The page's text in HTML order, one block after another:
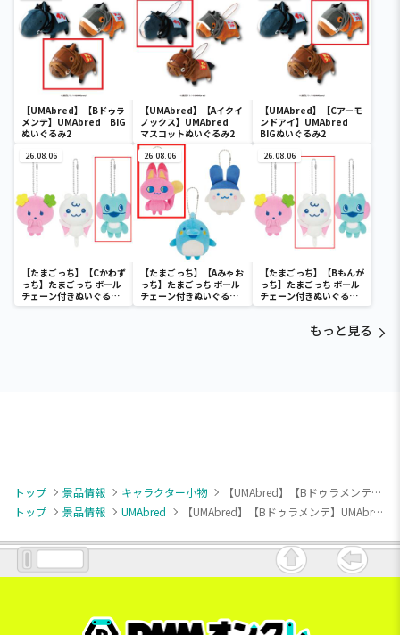
【UMAbred】【Bドゥラ
メンテ】UMAbred BIG
ぬいぐるみ2
【UMAbred】【Aイクイ
ノックス】UMAbred
マスコットぬいぐるみ2
【UMAbred】【Cアーモ
ンドアイ】UMAbred
BIGぬいぐるみ2
26.08.06
【たまごっち】【Cかわず
っち】たまごっち ボール
チェーン付きぬいぐるみ
～Tamagotchi
26.08.06
【たまごっち】【Aみゃお
っち】たまごっち ボール
チェーン付きぬいぐるみ
～Tamagotchi
26.08.06
【たまごっち】【Bもんが
っち】たまごっち ボール
チェーン付きぬいぐるみ
～Tamagotchi
もっと見る
トップ 景品情報 キャラクター小物
【UMAbred】【Bドゥラメンテ】UMAbred マスコットぬいぐるみ2
トップ
景品情報 UMAbred 【UMAbred】【Bドゥラメンテ】UMAbred マスコットぬいぐるみ2